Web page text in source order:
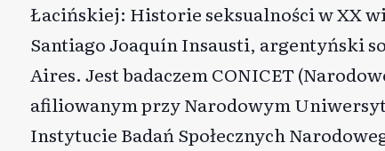
Łacińskiej: Historie seksualności w XX
Santiago Joaquín Insausti, argentyński
Aires. Jest badaczem CONICET
afiliowanym przy Narodowym
Instytucie Badań Społecznych